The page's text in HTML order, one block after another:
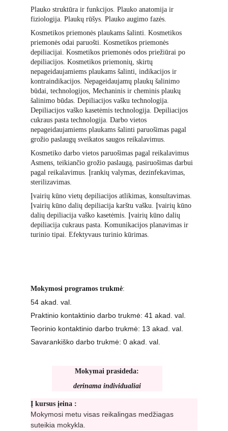
Į kursus įeina :
Mokymosi metu visas reikalingas medžiagas
suteikia mokykla.
Plauko struktūra ir funkcijos. Plauko anatomija ir
fiziologija. Plaukų rūšys. Plauko augimo fazės.
Kosmetikos priemonės plaukams šalinti. Kosmetikos
priemonės odai paruošti. Kosmetikos priemonės
depiliacijai. Kosmetikos priemonės odos priežiūrai po
depiliacijos. Kosmetikos priemonių, skirtų
nepageidaujamiems plaukams šalinti, indikacijos ir
kontraindikacijos. Nepageidaujamų plaukų šalinimo
būdai, technologijos, Mechaninis ir cheminis plaukų
šalinimo būdas. Depiliacijos vašku technologija.
Depiliacijos vaško kasetėmis technologija. Depiliacijos
cukraus pasta technologija. Darbo vietos
nepageidaujamiems plaukams šalinti paruošimas pagal
grožio paslaugų sveikatos saugos reikalavimus.
Kosmetiko darbo vietos paruošimas pagal reikalavimus
Asmens, teikiančio grožio paslaugą, pasiruošimas darbui
pagal reikalavimus. Įrankių valymas, dezinfekavimas,
sterilizavimas.
Įvairių kūno vietų depiliacijos atlikimas, konsultavimas.
Įvairių kūno dalių depiliacija karštu vašku. Įvairių kūno
dalių depiliacija vaško kasetėmis. Įvairių kūno dalių
depiliacija cukraus pasta. Komunikacijos planavimas ir
turinio tipai. Efektyvaus turinio kūrimas.
Mokymosi programos trukmė:
54 akad. val.
Praktinio kontaktinio darbo trukmė: 41 akad. val.
Teorinio kontaktinio darbo trukmė: 13 akad. val.
Savarankiško darbo trukmė: 0 akad. val.
Mokymai prasideda:
derinama individualiai